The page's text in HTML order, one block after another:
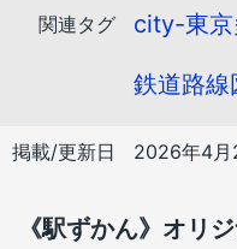
関連タグ city-東京
鉄道路線
掲載/更新日 2026年4月
《駅ずかん》オリ